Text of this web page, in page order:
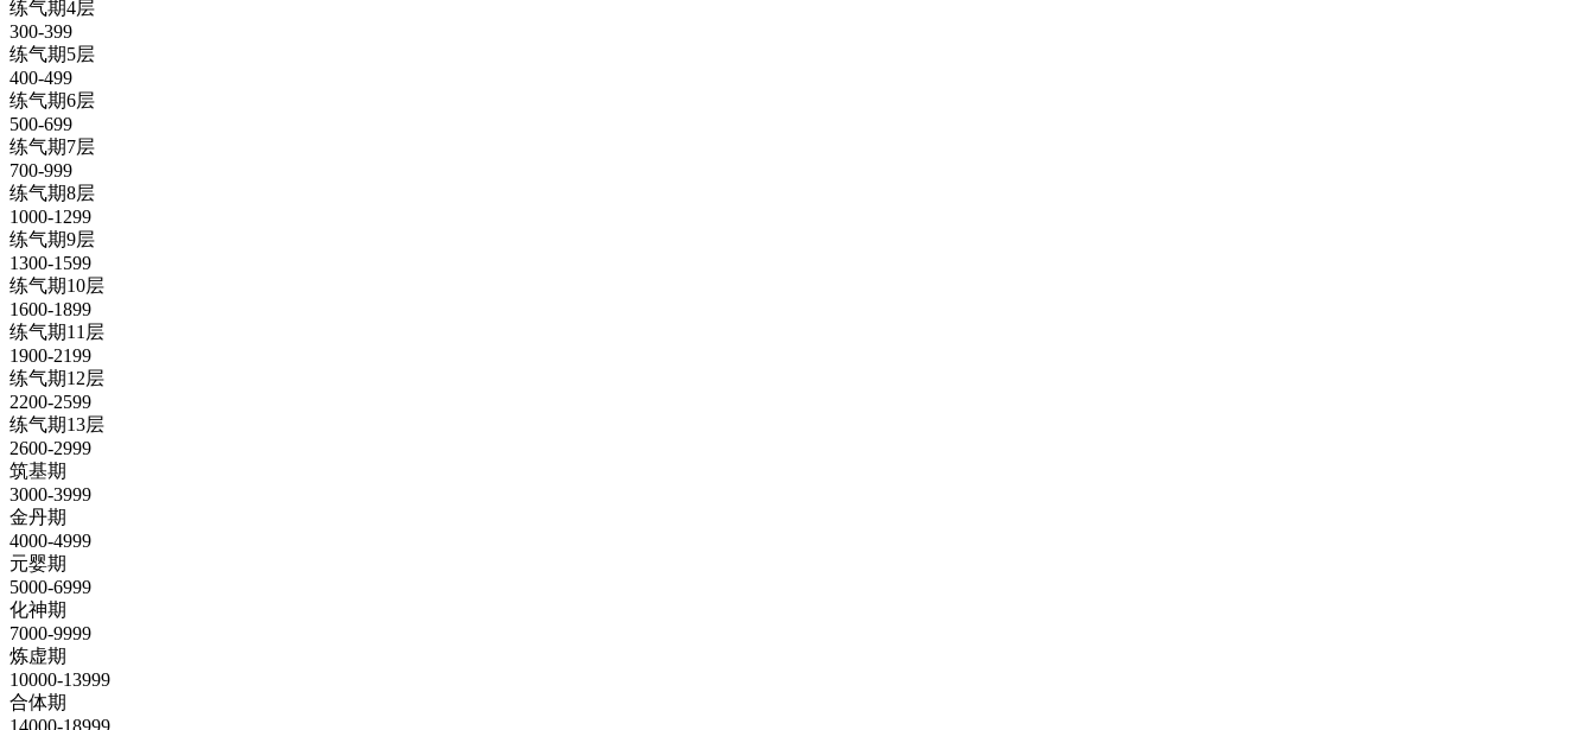
练气期4层
300-399
练气期5层
400-499
练气期6层
500-699
练气期7层
700-999
练气期8层
1000-1299
练气期9层
1300-1599
练气期10层
1600-1899
练气期11层
1900-2199
练气期12层
2200-2599
练气期13层
2600-2999
筑基期
3000-3999
金丹期
4000-4999
元婴期
5000-6999
化神期
7000-9999
炼虚期
10000-13999
合体期
14000-18999